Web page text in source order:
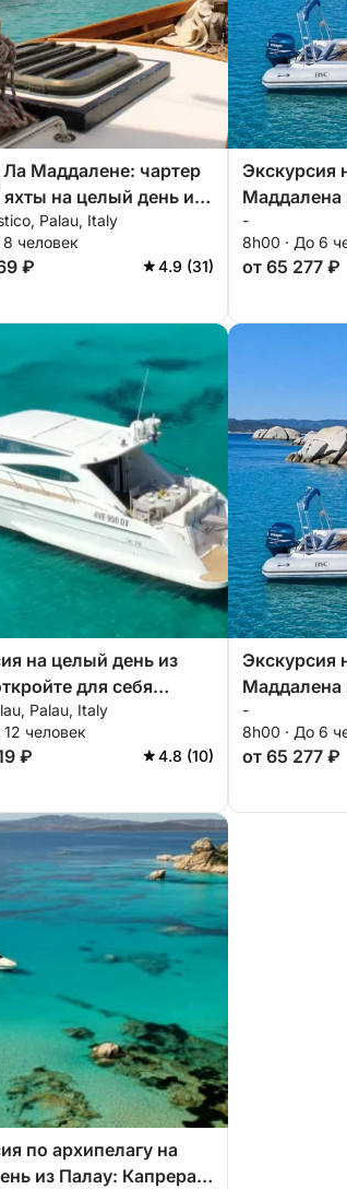
Маддалене: чартер
яхты на целый день из
Palau, Italy
человек
₽ 4.9 (31)
Экскурсия
Маддалена
водителем
часов).
-
8h00 · До 6
от 65 277 ₽
на целый день из
для себя
Маддалену
Palau, Italy
человек
₽ 4.8 (10)
Экскурсия
Маддалена
водителем
часов).
-
8h00 · До 6
от 65 277 ₽
по архипелагу на
из Палау: Капрера,